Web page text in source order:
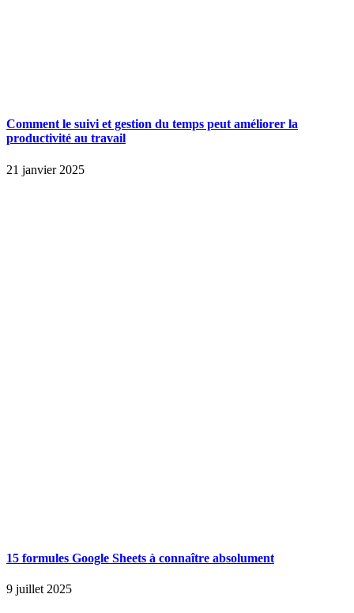
Comment le suivi et gestion du temps peut améliorer la
productivité au travail
21 janvier 2025
15 formules Google Sheets à connaître absolument
9 juillet 2025